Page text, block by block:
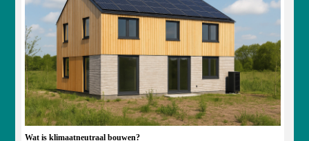
Wat is klimaatneutraal bouwen?